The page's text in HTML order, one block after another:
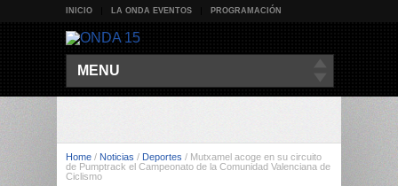
INICIO LA ONDA EVENTOS PROGRAMACIÓN
MENU
Home / Noticias / Deportes / Mutxamel acoge en su circuito
de Pumptrack el Campeonato de la Comunidad Valenciana de
Ciclismo